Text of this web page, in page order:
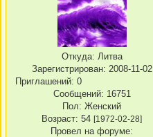
Откуда: Литва
Зарегистрирован: 2008-11-02
Приглашений: 0
Сообщений: 16751
Пол: Женский
Возраст: 54 [1972-02-28]
Провел на форуме: